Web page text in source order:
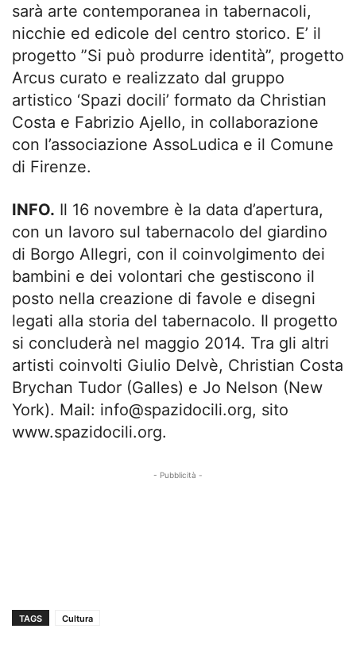
sarà arte contemporanea in tabernacoli,
nicchie ed edicole del centro storico. E’ il
progetto ”Si può produrre identità”, progetto
Arcus curato e realizzato dal gruppo
artistico ‘Spazi docili’ formato da Christian
Costa e Fabrizio Ajello, in collaborazione
con l’associazione AssoLudica e il Comune
di Firenze.
INFO. Il 16 novembre è la data d’apertura,
con un lavoro sul tabernacolo del giardino
di Borgo Allegri, con il coinvolgimento dei
bambini e dei volontari che gestiscono il
posto nella creazione di favole e disegni
legati alla storia del tabernacolo. Il progetto
si concluderà nel maggio 2014. Tra gli altri
artisti coinvolti Giulio Delvè, Christian Costa
Brychan Tudor (Galles) e Jo Nelson (New
York). Mail: info@spazidocili.org, sito
www.spazidocili.org.
- Pubblicità -
TAGS Cultura